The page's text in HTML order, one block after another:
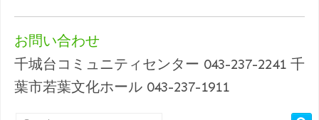
お問い合わせ
千城台コミュニティセンター 043-237-2241 千
葉市若葉文化ホール 043-237-1911